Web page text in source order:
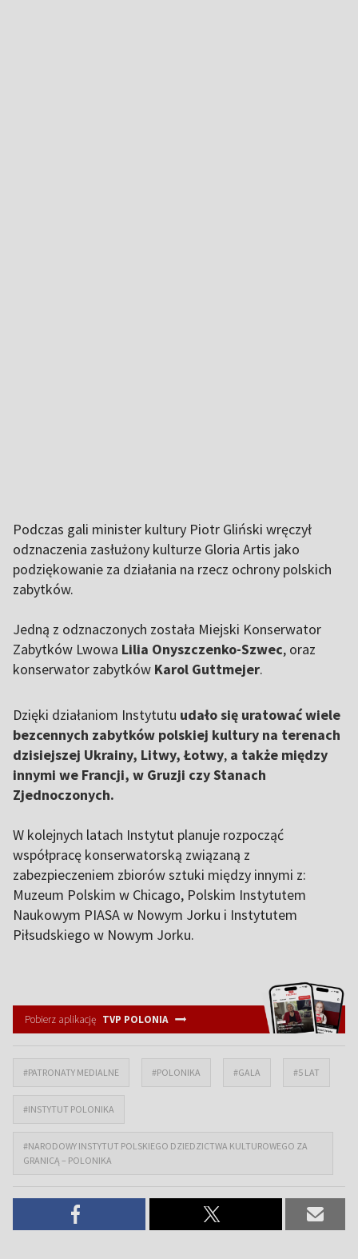
Podczas gali minister kultury Piotr Gliński wręczył
odznaczenia zasłużony kulturze Gloria Artis jako
podziękowanie za działania na rzecz ochrony polskich
zabytków.
Jedną z odznaczonych została Miejski Konserwator
Zabytków Lwowa Lilia Onyszczenko-Szwec, oraz
konserwator zabytków Karol Guttmejer.
Dzięki działaniom Instytutu udało się uratować wiele
bezcennych zabytków polskiej kultury na terenach
dzisiejszej Ukrainy, Litwy, Łotwy, a także między
innymi we Francji, w Gruzji czy Stanach
Zjednoczonych.
W kolejnych latach Instytut planuje rozpocząć
współpracę konserwatorską związaną z
zabezpieczeniem zbiorów sztuki między innymi z:
Muzeum Polskim w Chicago, Polskim Instytutem
Naukowym PIASA w Nowym Jorku i Instytutem
Piłsudskiego w Nowym Jorku.
Pobierz aplikację TVP POLONIA
#PATRONATY MEDIALNE #POLONIKA #GALA #5 LAT
#INSTYTUT POLONIKA
#NARODOWY INSTYTUT POLSKIEGO DZIEDZICTWA KULTUROWEGO ZA
GRANICĄ – POLONIKA